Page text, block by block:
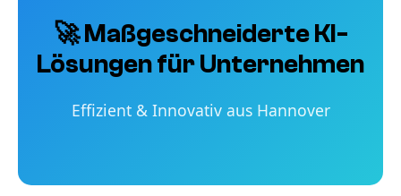
🚀 Maßgeschneiderte KI-
Lösungen für Unternehmen
Effizient & Innovativ aus Hannover